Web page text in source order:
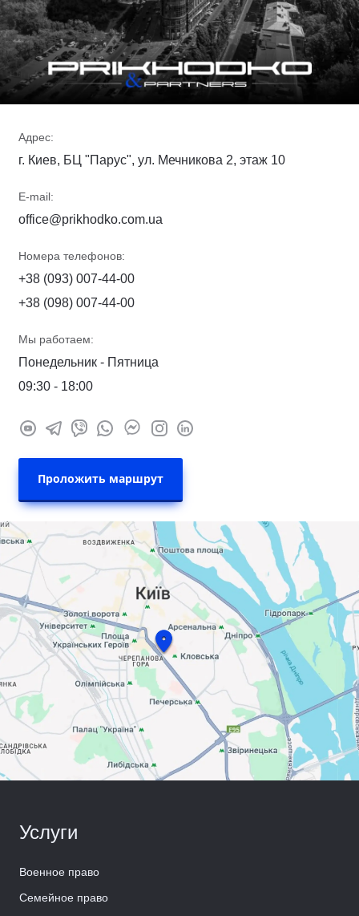
Адрес:
г. Киев, БЦ "Парус", ул. Мечникова 2, этаж 10
E-mail:
office@prikhodko.com.ua
Номера телефонов:
+38 (093) 007-44-00
+38 (098) 007-44-00
Мы работаем:
Понедельник - Пятница
09:30 - 18:00
Проложить маршрут
Услуги
Военное право
Семейное право